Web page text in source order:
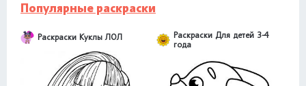
Популярные раскраски
Раскраски Куклы ЛОЛ
Раскраски Для детей 3-4
года